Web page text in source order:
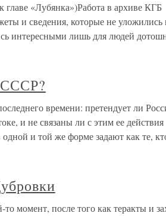
«Лубянка»)Работа в архиве КГБ
и сведения, которые не уложились
интересными лишь для людей
СССР?
времени: претендует ли
и не связаны ли с этим ее
и той же форме задают как те,
момент, после того как теракты и